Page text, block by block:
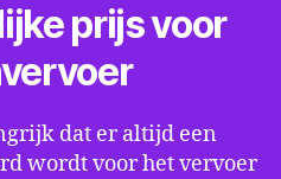
prijs voor
dat er altijd een
wordt voor het vervoer